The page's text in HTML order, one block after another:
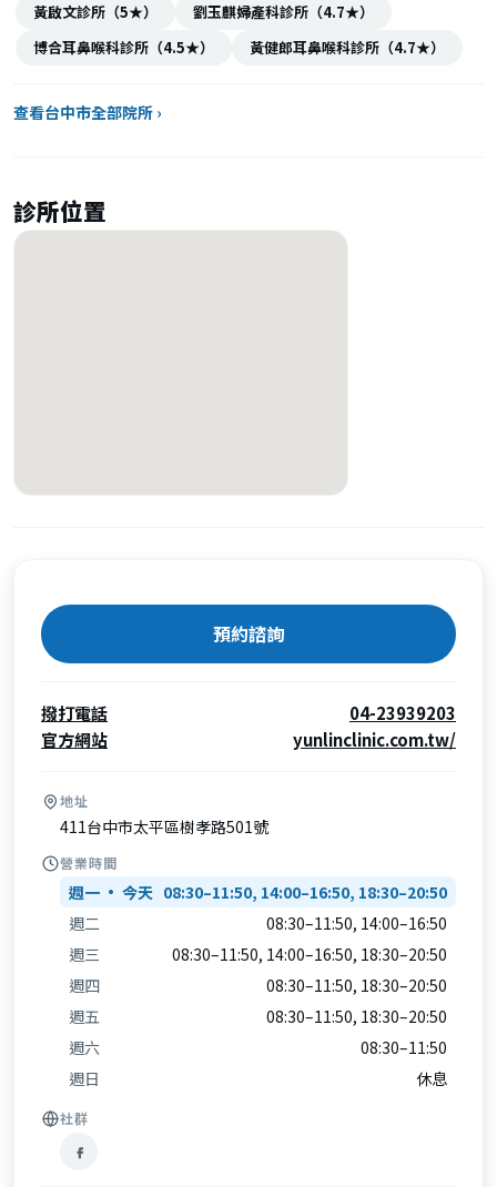
黃啟文診所（5★）
劉玉麒婦產科診所（4.7★）
博合耳鼻喉科診所（4.5★）
黃健郎耳鼻喉科診所（4.7★）
查看台中市全部院所 ›
診所位置
預約諮詢
撥打電話
04-23939203
官方網站
yunlinclinic.com.tw/
地址
411台中市太平區樹孝路501號
營業時間
週一
08:30–11:50, 14:00–16:50, 18:30–20:50
週二
08:30–11:50, 14:00–16:50
週三
08:30–11:50, 14:00–16:50, 18:30–20:50
週四
08:30–11:50, 18:30–20:50
週五
08:30–11:50, 18:30–20:50
週六
08:30–11:50
週日
休息
社群